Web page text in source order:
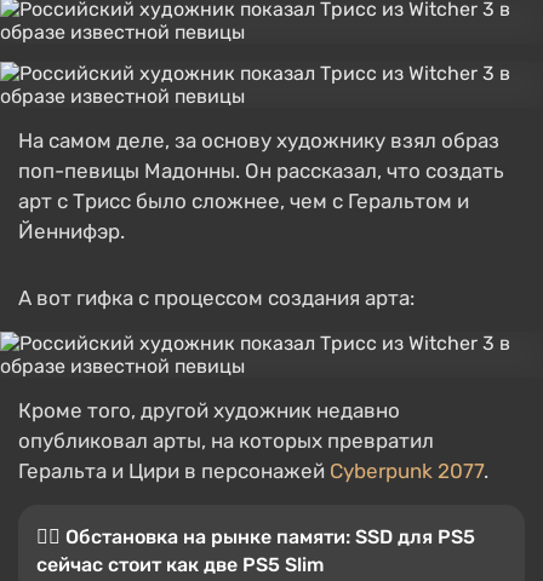
На самом деле, за основу художнику взял образ
поп-певицы Мадонны. Он рассказал, что создать
арт с Трисс было сложнее, чем с Геральтом и
Йеннифэр.
А вот гифка с процессом создания арта:
Кроме того, другой художник недавно
опубликовал арты, на которых превратил
Геральта и Цири в персонажей Cyberpunk 2077.
😵‍💫 Обстановка на рынке памяти: SSD для PS5
сейчас стоит как две PS5 Slim